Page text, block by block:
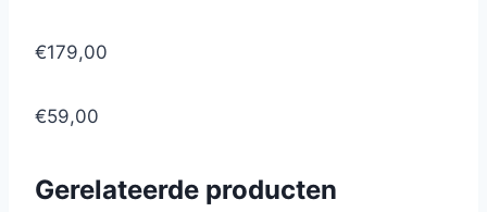
€179,00
€59,00
Gerelateerde producten